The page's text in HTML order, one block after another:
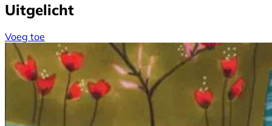
Uitgelicht
Voeg toe